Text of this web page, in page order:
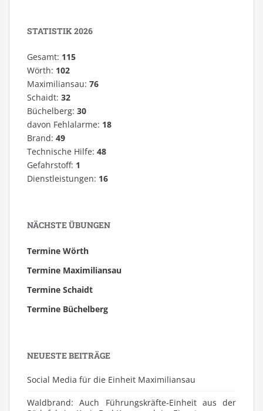
STATISTIK 2026
Gesamt: 115
Wörth: 102
Maximiliansau: 76
Schaidt: 32
Büchelberg: 30
davon Fehlalarme: 18
Brand: 49
Technische Hilfe: 48
Gefahrstoff: 1
Dienstleistungen: 16
NÄCHSTE ÜBUNGEN
Termine Wörth
Termine Maximiliansau
Termine Schaidt
Termine Büchelberg
NEUESTE BEITRÄGE
Social Media für die Einheit Maximiliansau
Waldbrand: Auch Führungskräfte-Einheit aus der